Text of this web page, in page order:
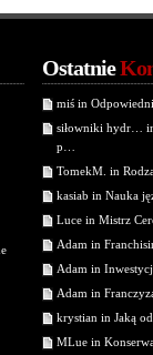
Ostatnie
miś in
siłowniki hydr…
p…
TomekM. in
kasiab in Nauka
Luce in Mistrz
Adam in
Adam in
Adam in
krystian in Jaką
MLue in